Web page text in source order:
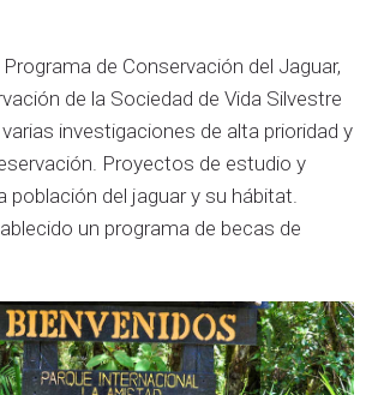
Programa de Conservación del Jaguar,
de la Sociedad de Vida Silvestre
investigaciones de alta prioridad y
Proyectos de estudio y
población del jaguar y su hábitat.
un programa de becas de